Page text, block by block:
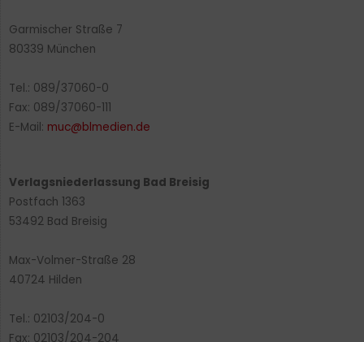
Garmischer Straße 7
80339 München
Tel.: 089/37060-0
Fax: 089/37060-111
E-Mail: muc@blmedien.de
Verlagsniederlassung Bad Breisig
Postfach 1363
53492 Bad Breisig
Max-Volmer-Straße 28
40724 Hilden
Tel.: 02103/204-0
Fax: 02103/204-204